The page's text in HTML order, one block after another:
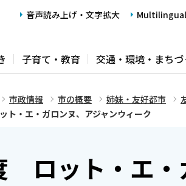
音声読み上げ・文字拡大 Multilingual
子育て・教育 交通・環境・まちづ
市政情報 市の概要 姉妹・友好都市
・エ・ガロンヌ、アジャンウィーク
ロット・エ・